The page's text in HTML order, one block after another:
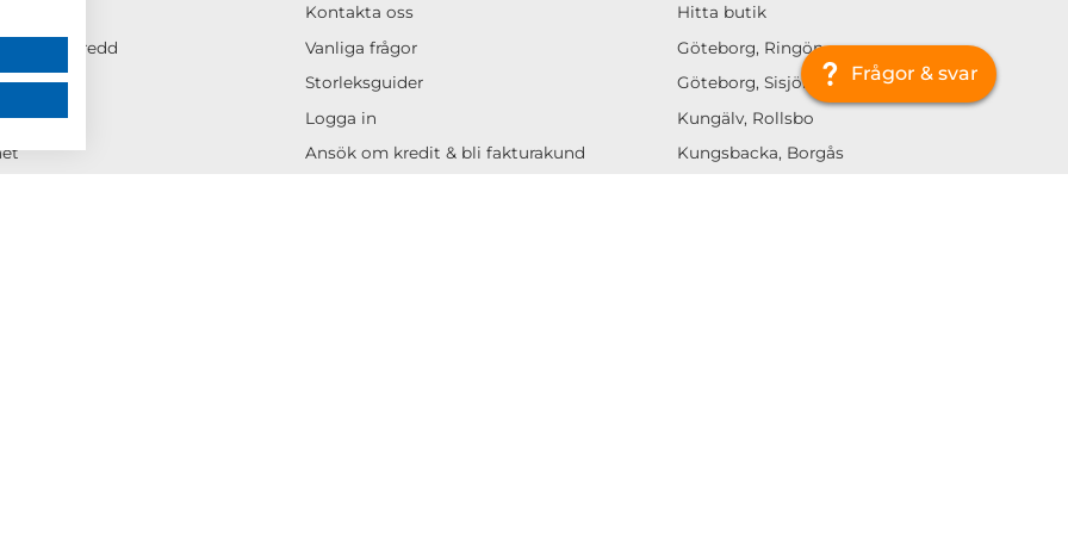
& bredd
Kontakta oss
Vanliga frågor
Storleksguider
Logga in
Ansök om kredit & bli fakturakund
Hitta butik
Göteborg, Ringön
Göteborg, Sisjön
Kungälv, Rollsbo
Kungsbacka, Borgås
Frågor & svar